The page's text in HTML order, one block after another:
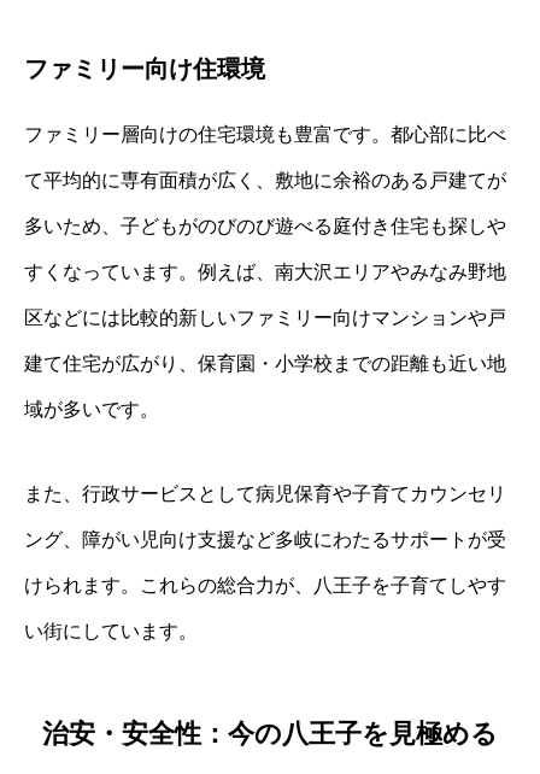
ファミリー向け住環境
ファミリー層向けの住宅環境も豊富です。都心部に比べ
て平均的に専有面積が広く、敷地に余裕のある戸建てが
多いため、子どもがのびのび遊べる庭付き住宅も探しや
すくなっています。例えば、南大沢エリアやみなみ野地
区などには比較的新しいファミリー向けマンションや戸
建て住宅が広がり、保育園・小学校までの距離も近い地
域が多いです。
また、行政サービスとして病児保育や子育てカウンセリ
ング、障がい児向け支援など多岐にわたるサポートが受
けられます。これらの総合力が、八王子を子育てしやす
い街にしています。
治安・安全性：今の八王子を見極める